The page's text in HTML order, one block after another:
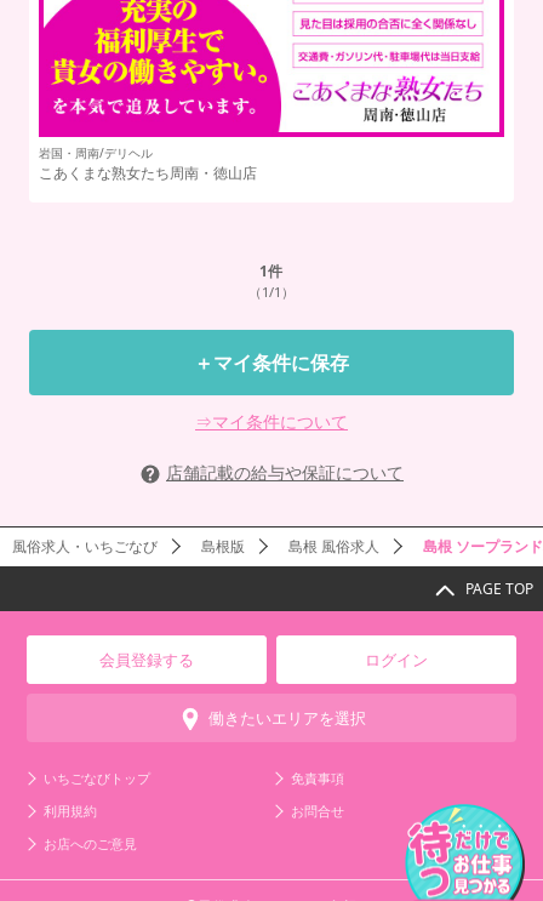
岩国・周南/デリヘル
こあくまな熟女たち周南・徳山店
1件
（1/1）
＋マイ条件に保存
⇒マイ条件について
店舗記載の給与や保証について
風俗求人・いちごなび 島根版 島根 風俗求人 島根 ソープラン
PAGE TOP
会員登録する ログイン
働きたいエリアを選択
いちごなびトップ
免責事項
利用規約
お問合せ
お店へのご意見